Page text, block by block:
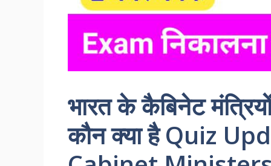
भारत के कैबिनेट
कौन क्या है Quiz